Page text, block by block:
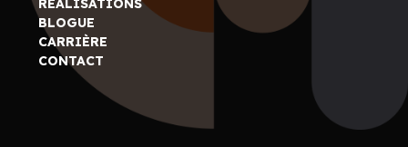
RÉALISATIONS
BLOGUE
CARRIÈRE
CONTACT